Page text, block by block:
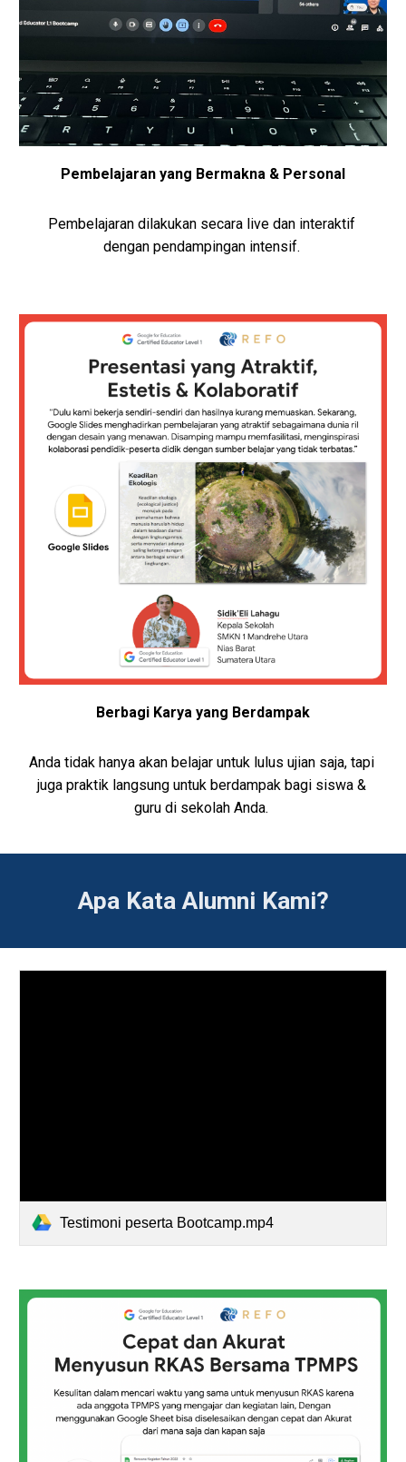
Pembelajaran yang Bermakna & Personal
Pembelajaran dilakukan secara live dan interaktif
dengan pendampingan intensif.
Berbagi Karya yang Berdampak
Anda tidak hanya akan belajar untuk lulus ujian saja, tapi
juga praktik langsung untuk berdampak bagi siswa &
guru di sekolah Anda.
Apa Kata Alumni Kami?
Testimoni peserta Bootcamp.mp4